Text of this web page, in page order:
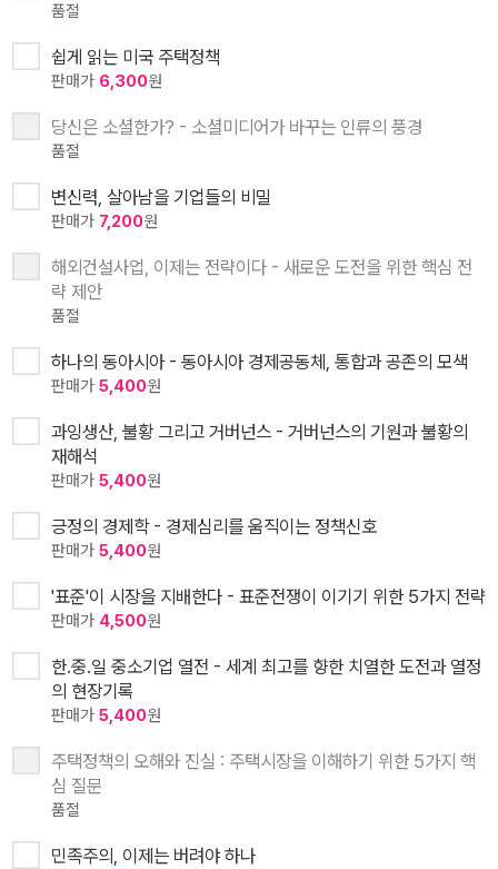
품절
쉽게 읽는 미국 주택정책
판매가 6,300원
당신은 소셜한가? - 소셜미디어가 바꾸는 인류의 풍경
품절
변신력, 살아남을 기업들의 비밀
판매가 7,200원
해외건설사업, 이제는 전략이다 - 새로운 도전을 위한 핵심 전
략 제안
품절
하나의 동아시아 - 동아시아 경제공동체, 통합과 공존의 모색
판매가 5,400원
과잉생산, 불황 그리고 거버넌스 - 거버넌스의 기원과 불황의
재해석
판매가 5,400원
긍정의 경제학 - 경제심리를 움직이는 정책신호
판매가 5,400원
'표준'이 시장을 지배한다 - 표준전쟁이 이기기 위한 5가지 전략
판매가 4,500원
한.중.일 중소기업 열전 - 세계 최고를 향한 치열한 도전과 열정
의 현장기록
판매가 5,400원
주택정책의 오해와 진실 : 주택시장을 이해하기 위한 5가지 핵
심 질문
품절
민족주의, 이제는 버려야 하나